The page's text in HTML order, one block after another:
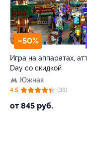
ТРК «ГЛОБАЛ
аттракционах в
(38)